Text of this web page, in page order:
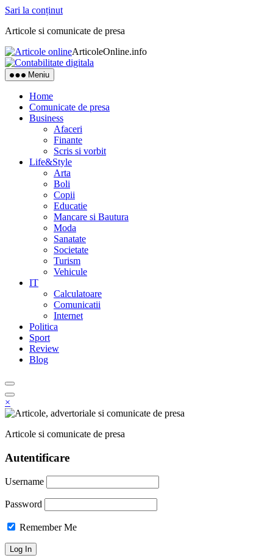
Sari la conținut
Articole si comunicate de presa
ArticoleOnline.info
Meniu
Home
Comunicate de presa
Business
Afaceri
Finante
Scris si vorbit
Life&Style
Arta
Boli
Copii
Educatie
Mancare si Bautura
Moda
Sanatate
Societate
Turism
Vehicule
IT
Calculatoare
Comunicatii
Internet
Politica
Sport
Review
Blog
×
Articole si comunicate de presa
Autentificare
Username
Password
Remember Me